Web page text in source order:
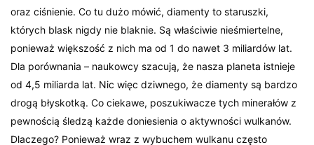
oraz ciśnienie. Co tu dużo mówić, diamenty to staruszki,
których blask nigdy nie blaknie. Są właściwie nieśmiertelne,
ponieważ większość z nich ma od 1 do nawet 3 miliardów lat.
Dla porównania – naukowcy szacują, że nasza planeta istnieje
od 4,5 miliarda lat. Nic więc dziwnego, że diamenty są bardzo
drogą błyskotką. Co ciekawe, poszukiwacze tych minerałów z
pewnością śledzą każde doniesienia o aktywności wulkanów.
Dlaczego? Ponieważ wraz z wybuchem wulkanu często